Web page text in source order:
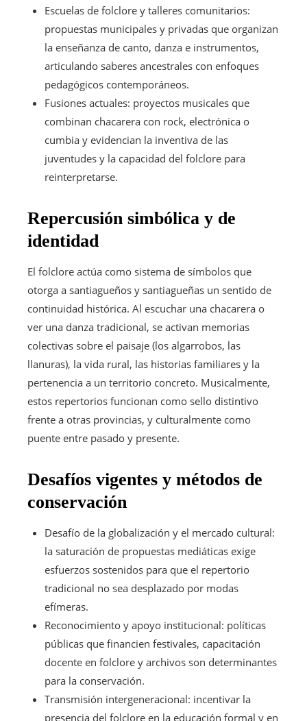
Escuelas de folclore y talleres comunitarios:
propuestas municipales y privadas que organizan
la enseñanza de canto, danza e instrumentos,
articulando saberes ancestrales con enfoques
pedagógicos contemporáneos.
Fusiones actuales: proyectos musicales que
combinan chacarera con rock, electrónica o
cumbia y evidencian la inventiva de las
juventudes y la capacidad del folclore para
reinterpretarse.
Repercusión simbólica y de
identidad
El folclore actúa como sistema de símbolos que
otorga a santiagueños y santiagueñas un sentido de
continuidad histórica. Al escuchar una chacarera o
ver una danza tradicional, se activan memorias
colectivas sobre el paisaje (los algarrobos, las
llanuras), la vida rural, las historias familiares y la
pertenencia a un territorio concreto. Musicalmente,
estos repertorios funcionan como sello distintivo
frente a otras provincias, y culturalmente como
puente entre pasado y presente.
Desafíos vigentes y métodos de
conservación
Desafío de la globalización y el mercado cultural:
la saturación de propuestas mediáticas exige
esfuerzos sostenidos para que el repertorio
tradicional no sea desplazado por modas
efímeras.
Reconocimiento y apoyo institucional: políticas
públicas que financien festivales, capacitación
docente en folclore y archivos son determinantes
para la conservación.
Transmisión intergeneracional: incentivar la
presencia del folclore en la educación formal y en